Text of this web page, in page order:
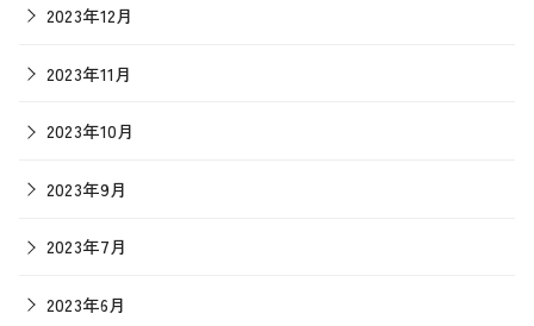
2023年12月
2023年11月
2023年10月
2023年9月
2023年7月
2023年6月